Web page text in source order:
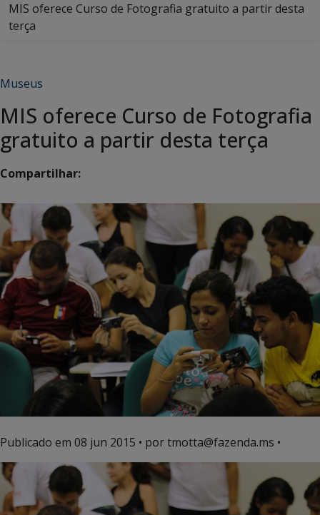
MIS oferece Curso de Fotografia gratuito a partir desta
terça
Museus
MIS oferece Curso de Fotografia
gratuito a partir desta terça
Compartilhar:
Publicado em 08 jun 2015 • por tmotta@fazenda.ms •